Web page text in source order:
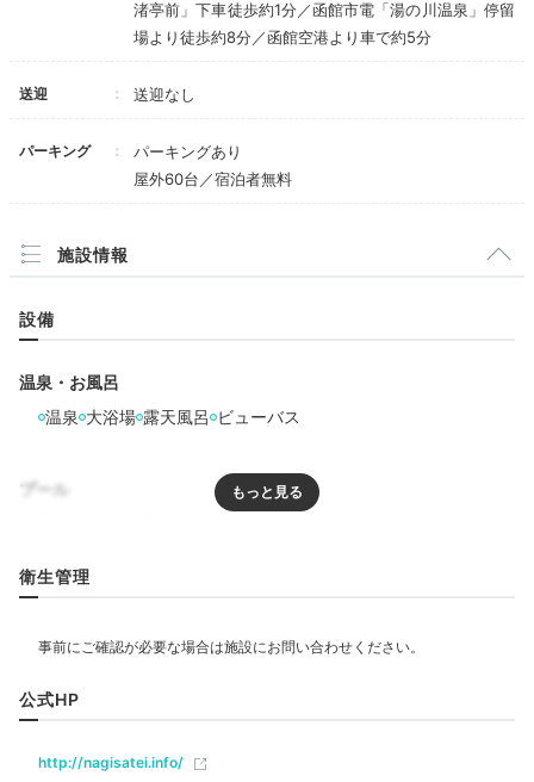
最高のお風呂で、波の音を聴きながらずっと入っていたいと思いま
18:00
満腹の夕食ビュッフェ
夕食ビュッフェ一例①
楽しめます。お寿司などの海鮮料理はもちろん、焼き立
ど、和洋中約50種類もの料理がずらり。贅沢な気分を
渚亭前」下車徒歩約1分／函館市電「湯の川温泉」停留
場より徒歩約8分／函館空港より車で約5分
送迎 送迎なし
パーキング
パーキングあり
屋外60台／宿泊者無料
施設情報
設備
温泉・お風呂
温泉 大浴場 露天風呂 ビューバス
プール
リラクゼーション
飲食
レストラン
ベビー＆子供関連
衛生管理
公式HP
http://nagisatei.info/